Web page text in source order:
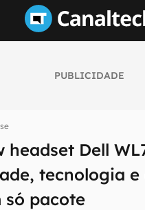
PUBLICIDADE
headset Dell
tecnologia
só pacote
e reviews sobre tecnologia